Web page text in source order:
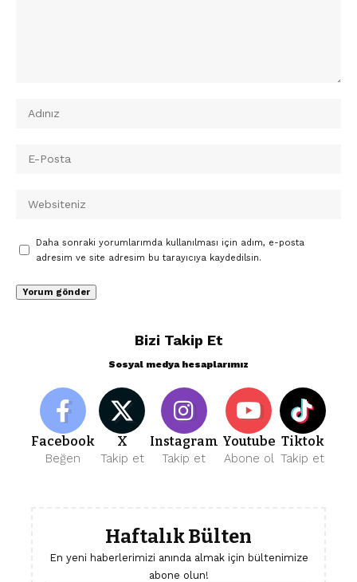
Daha sonraki yorumlarımda kullanılması için adım, e-posta
adresim ve site adresim bu tarayıcıya kaydedilsin.
Bizi Takip Et
Sosyal medya hesaplarımız
Facebook
Beğen
X
Takip et
Instagram
Takip et
Youtube
Abone ol
Tiktok
Takip et
Haftalık Bülten
En yeni haberlerimizi anında almak için bültenimize
abone olun!